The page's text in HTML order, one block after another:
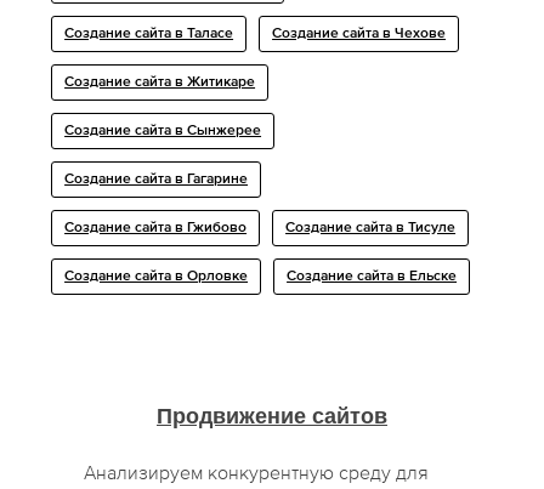
Создание сайта в Таласе Создание сайта в Чехове
Создание сайта в Житикаре
Создание сайта в Сынжерее
Создание сайта в Гагарине
Создание сайта в Гжибово Создание сайта в Тисуле
Создание сайта в Орловке Создание сайта в Ельске
Продвижение сайтов
Анализируем конкурентную среду для